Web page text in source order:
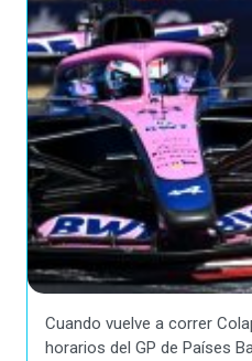
Cuando vuelve a correr
horarios del GP de Países